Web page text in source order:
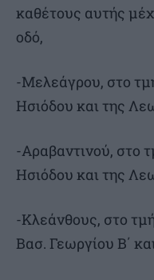
καθέτους αυτής
οδό,
-Μελεάγρου, στο
Ησιόδου και της
-Αραβαντινού, στο
Ησιόδου και της
-Κλεάνθους, στο
Βασ. Γεωργίου Β΄